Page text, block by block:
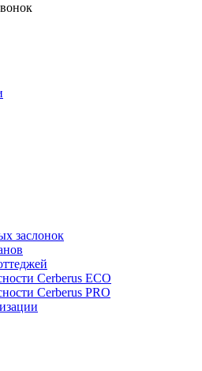
заслонок
Cerberus ECO
Cerberus PRO